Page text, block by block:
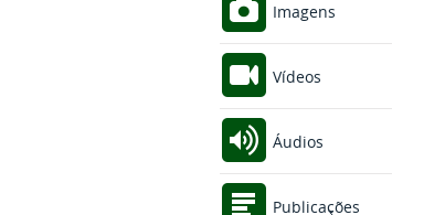
Imagens
Vídeos
Áudios
Publicações